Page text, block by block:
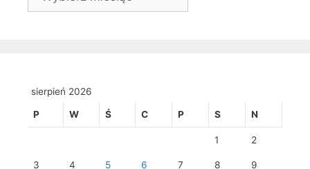
sierpień 2026
P W Ś C P S N
1 2
3 4 5 6 7 8 9